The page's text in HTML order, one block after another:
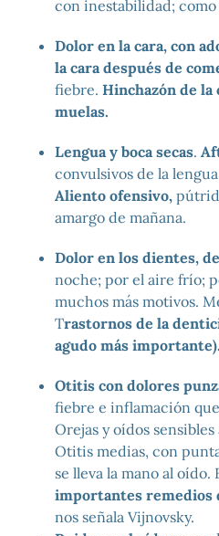
con inestabilidad;
Dolor en la cara, con
la cara después de
fiebre. Hinchazón de la
muelas.
Lengua y boca secas.
convulsivos de la
Aliento ofensivo,
amargo de mañana.
Dolor en los dientes,
noche; por el aire frío;
muchos más motivos.
Trastornos de la
agudo más importante).
Otitis con dolores
fiebre e inflamación
Orejas y oídos
Otitis medias, con
se lleva la mano al oído.
importantes remedios
nos señala Vijnovsky.